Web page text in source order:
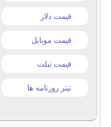
قیمت دلار
قیمت موبایل
قیمت تبلت
تیتر روزنامه ها